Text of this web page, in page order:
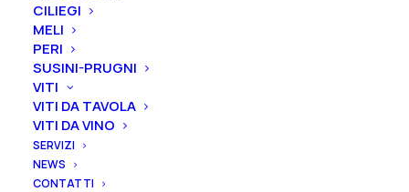
CILIEGI
MELI
PERI
SUSINI-PRUGNI
VITI
VITI DA TAVOLA
VITI DA VINO
SERVIZI
NEWS
CONTATTI
AGGIUNGI AL PREVENTIVO
Questo
prodotto
ha
più
varianti.
Rosa antica rugosa “Blanc Double de Coubert”